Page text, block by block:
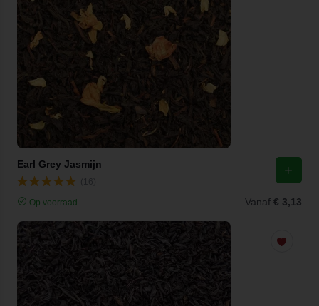
Earl Grey Jasmijn
Op voorraad Vanaf € 3,13